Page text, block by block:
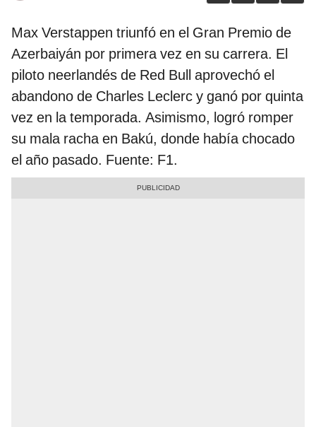
Max Verstappen triunfó en el Gran Premio de
Azerbaiyán por primera vez en su carrera. El
piloto neerlandés de Red Bull aprovechó el
abandono de Charles Leclerc y ganó por quinta
vez en la temporada. Asimismo, logró romper
su mala racha en Bakú, donde había chocado
el año pasado. Fuente: F1.